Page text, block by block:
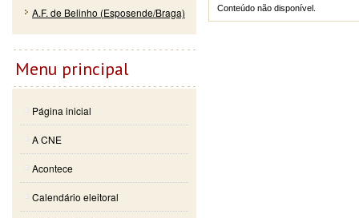
Conteúdo não disponível.
A.F. de Belinho (Esposende/Braga)
Menu principal
Página inicial
A CNE
Acontece
Calendário eleitoral